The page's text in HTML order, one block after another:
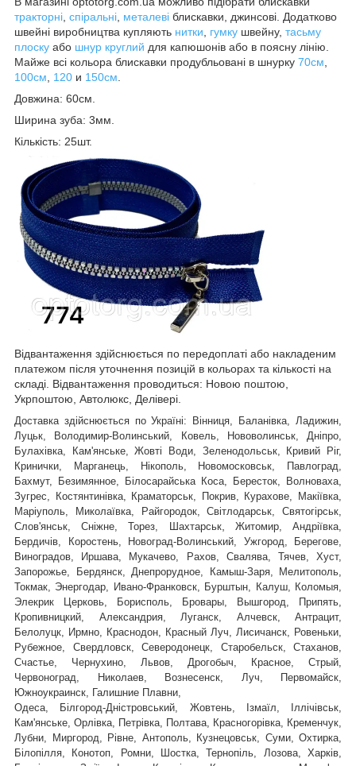
тракторні спіральні металеві блискавки, джинсові. Додатково
швейні виробництва купляють нитки гумку швейну, тасьму
плоску або шнур круглий для капюшонів або в поясну лінію.
Майже всі кольора блискавки продубльовані в шнурку 70см
100см
120 и 150см
Довжина: 60см.
Ширина зуба: 3мм.
Кількість: 25шт.
Відвантаження здійснюється по передоплаті або накладеним
платежом після уточнення позицій в кольорах та кількості на
складі. Відвантаження проводиться: Новою поштою,
Укрпоштою, Автолюкс, Делівері.
Доставка здійснюється по Україні: Вінниця, Баланівка, Ладижин,
Луцьк, Володимир-Волинський, Ковель, Нововолинськ, Дніпро,
Булахівка, Кам'янське, Жовті Води, Зеленодольськ, Кривий Ріг,
Кринички, Марганець, Нікополь, Новомосковськ, Павлоград,
Бахмут, Безимянное, Білосарайська Коса, Бересток, Волноваха,
Зугрес, Костянтинівка, Краматорськ, Покрив, Курахове, Макіївка,
Маріуполь, Миколаївка, Райгородок, Світлодарськ, Святогірськ,
Слов'янськ, Сніжне, Торез, Шахтарськ, Житомир, Андріївка,
Бердичів, Коростень, Новоград-Волинський, Ужгород, Берегове,
Виноградов, Иршава, Мукачево, Рахов, Свалява, Тячев, Хуст,
Запорожье, Бердянск, Днепрорудное, Камыш-Заря, Мелитополь,
Токмак, Энергодар, Ивано-Франковск, Бурштын, Калуш, Коломыя,
Элекрик Церковь, Борисполь, Бровары, Вышгород, Припять,
Кропивницкий, Александрия, Луганск, Алчевск, Антрацит,
Белолуцк, Ирмно, Краснодон, Красный Луч, Лисичанск, Ровеньки,
Рубежное, Свердловск, Северодонецк, Старобельск, Стаханов,
Счастье, Чернухино, Львов, Дрогобыч, Красное, Стрый,
Червоноград,
Николаев, Вознесенск, Луч, Первомайск,
Южноукраинск, Галишние Плавни,
Одеса, Білгород-Дністровський, Жовтень, Ізмаїл, Іллічівськ,
Кам'янське, Орлівка, Петрівка, Полтава, Красногорівка, Кременчук,
Лубни, Миргород, Рівне, Антополь, Кузнецовськ, Суми, Охтирка,
Білопілля, Конотоп, Ромни, Шостка, Тернопіль, Лозова, Харків,